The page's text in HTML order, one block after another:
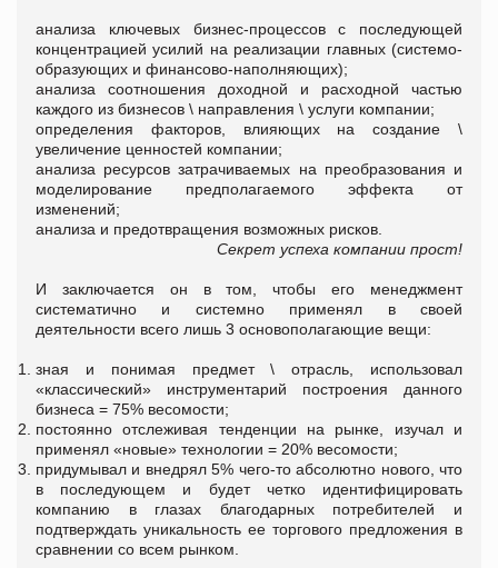
анализа ключевых бизнес-процессов с последующей
концентрацией усилий на реализации главных (системо-
образующих и финансово-наполняющих);
анализа соотношения доходной и расходной частью
каждого из бизнесов \ направления \ услуги компании;
определения факторов, влияющих на создание \
увеличение ценностей компании;
анализа ресурсов затрачиваемых на преобразования и
моделирование предполагаемого эффекта от
изменений;
анализа и предотвращения возможных рисков.
Секрет успеха компании прост!
И заключается он в том, чтобы его менеджмент
систематично и системно применял в своей
деятельности всего лишь 3 основополагающие вещи:
зная и понимая предмет \ отрасль, использовал
«классический» инструментарий построения данного
бизнеса = 75% весомости;
постоянно отслеживая тенденции на рынке, изучал и
применял «новые» технологии = 20% весомости;
придумывал и внедрял 5% чего-то абсолютно нового, что
в последующем и будет четко идентифицировать
компанию в глазах благодарных потребителей и
подтверждать уникальность ее торгового предложения в
сравнении со всем рынком.